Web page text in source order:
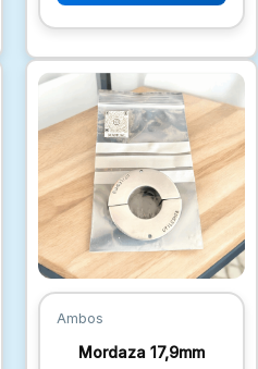
Ambos
Mordaza 17,9mm